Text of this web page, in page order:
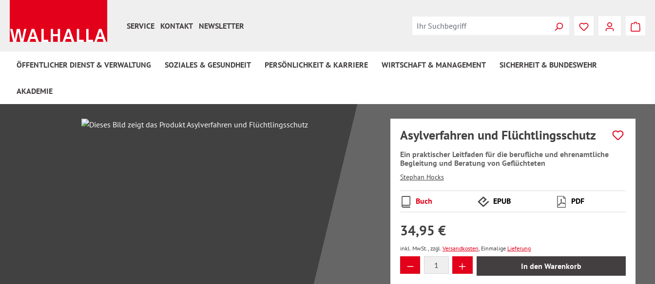
SERVICE
KONTAKT NEWSLETTER
ÖFFENTLICHER DIENST & VERWALTUNG SOZIALES & GESUNDHEIT PERSÖNLICHKEIT & KARRIERE WIRTSCHAFT & MANAGEMENT SICHERHEIT & BUNDESWEHR
AKADEMIE
Bildergalerie überspringen
Asylverfahren und Flüchtlingsschutz
Ein praktischer Leitfaden für die berufliche und ehrenamtliche
Begleitung und Beratung von Geflüchteten
Stephan Hocks
Buch EPUB PDF
34,95 €
inkl. MwSt., zzgl. Versandkosten, Einmalige Lieferung
Produkt Anzahl: Gib den gewünschten Wert ein
In den Warenkorb